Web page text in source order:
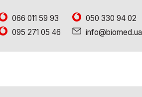
066 011 59 93
050 330 94 02
095 271 05 46
info@biomed.ua